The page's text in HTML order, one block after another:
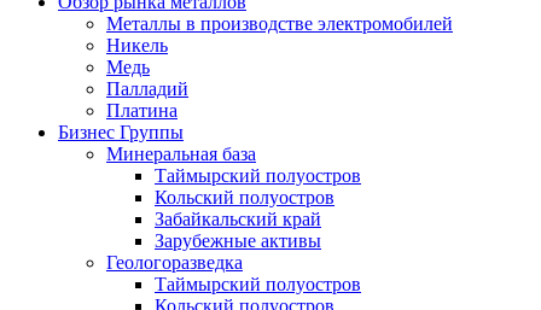
Металлы в производстве электромобилей
Никель
Медь
Палладий
Платина
Бизнес Группы
Минеральная база
Таймырский полуостров
Кольский полуостров
Забайкальский край
Зарубежные активы
Геологоразведка
Таймырский полуостров
Кольский полуостров